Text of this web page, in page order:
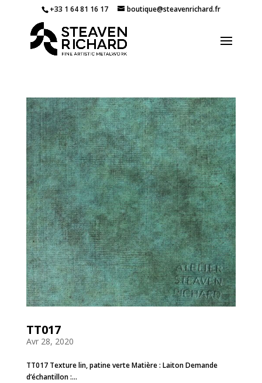
+33 1 64 81 16 17
boutique@steavenrichard.fr
TT017
Avr 28, 2020
TT017 Texture lin, patine verte Matière : Laiton Demande
d’échantillon :...